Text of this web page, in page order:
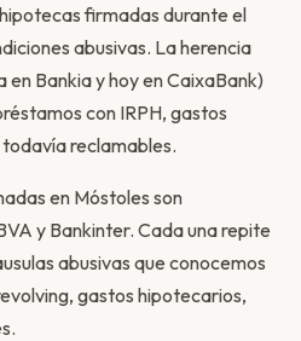
firmadas durante el
abusivas. La herencia
Bankia y hoy en CaixaBank)
con IRPH, gastos
reclamables.
en Móstoles son
y Bankinter. Cada una repite
abusivas que conocemos
gastos hipotecarios,